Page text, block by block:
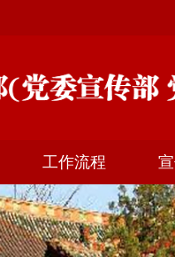
工作流程